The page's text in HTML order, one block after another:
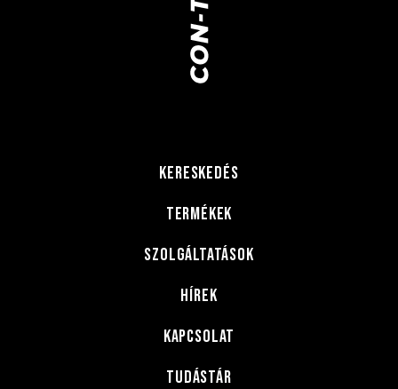
KERESKEDÉS
TERMÉKEK
SZOLGÁLTATÁSOK
HÍREK
KAPCSOLAT
tudástár